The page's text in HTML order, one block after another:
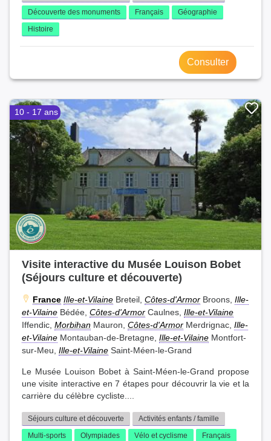
Découverte des monuments
Français
Géographie
Histoire
Consulter
10 - 17 ans
Visite interactive du Musée Louison Bobet
(Séjours culture et découverte)
France Ille-et-Vilaine Breteil, Côtes-d'Armor Broons, Ille-
et-Vilaine Bédée, Côtes-d'Armor Caulnes, Ille-et-Vilaine
Iffendic, Morbihan Mauron, Côtes-d'Armor Merdrignac, Ille-
et-Vilaine Montauban-de-Bretagne, Ille-et-Vilaine Montfort-
sur-Meu, Ille-et-Vilaine Saint-Méen-le-Grand
Le Musée Louison Bobet à Saint-Méen-le-Grand propose
une visite interactive en 7 étapes pour découvrir la vie et la
carrière du célèbre cycliste....
Séjours culture et découverte
Activités enfants / famille
Multi-sports
Olympiades Vélo et cyclisme Français